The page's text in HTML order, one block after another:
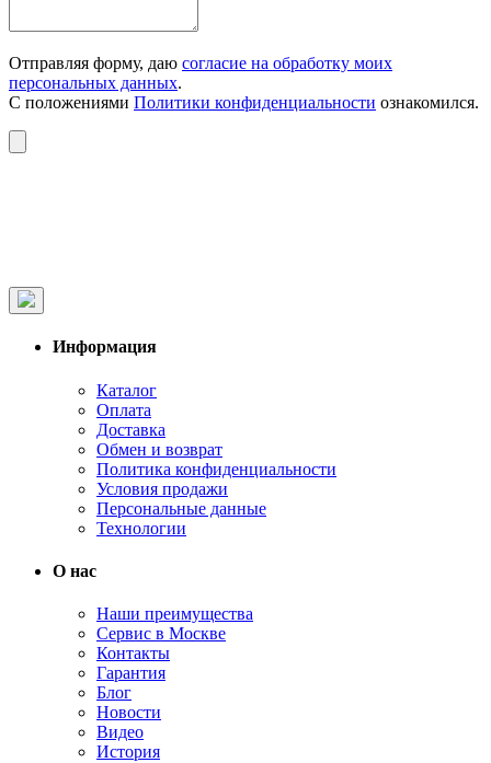
Отправляя форму, даю согласие на обработку моих
персональных данных.
С положениями Политики конфиденциальности ознакомился.
Информация
Каталог
Оплата
Доставка
Обмен и возврат
Политика конфиденциальности
Условия продажи
Персональные данные
Технологии
О нас
Наши преимущества
Сервис в Москве
Контакты
Гарантия
Блог
Новости
Видео
История